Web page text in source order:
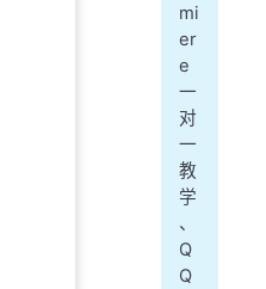
mi
er
e
一
对
一
教
学
、
Q
Q